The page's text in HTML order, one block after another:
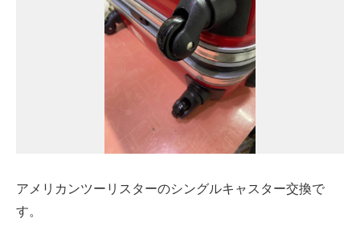
アメリカンツーリスターのシングルキャスター交換で
す。